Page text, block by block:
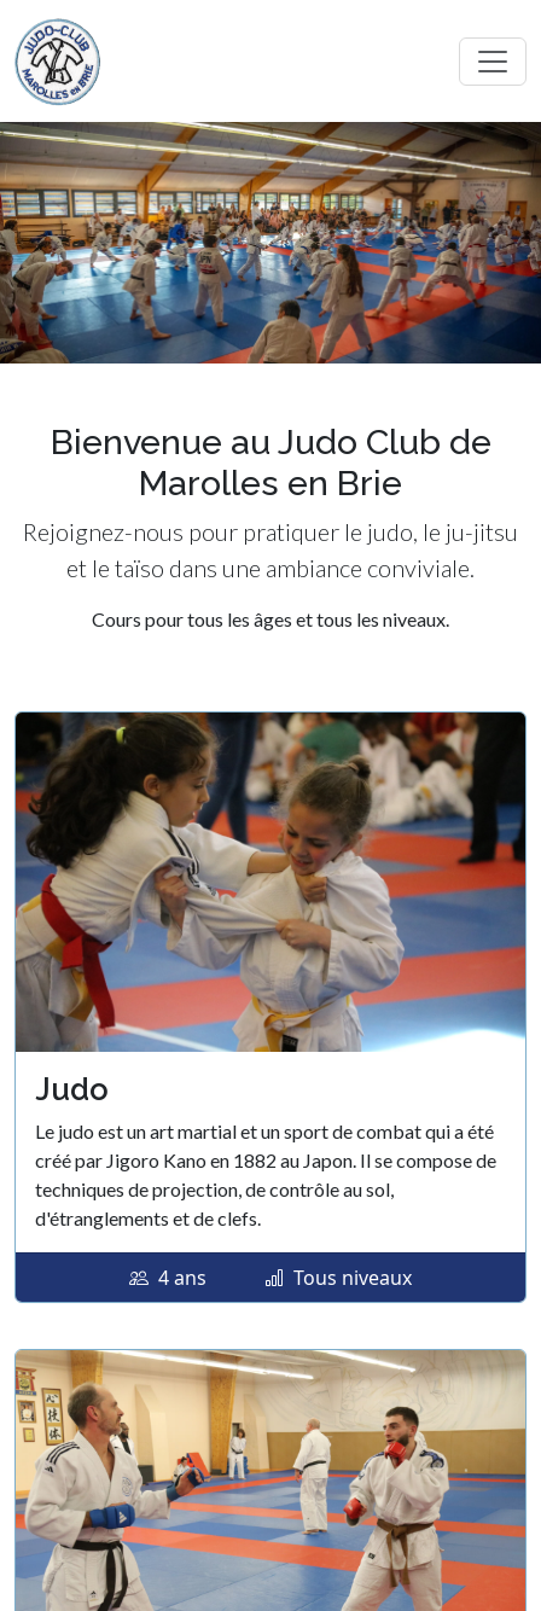
Bienvenue au Judo Club de
Marolles en Brie
Rejoignez-nous pour pratiquer le judo, le ju-jitsu
et le taïso dans une ambiance conviviale.
Cours pour tous les âges et tous les niveaux.
Judo
Le judo est un art martial et un sport de combat qui a été
créé par Jigoro Kano en 1882 au Japon. Il se compose de
techniques de projection, de contrôle au sol,
d'étranglements et de clefs.
4 ans Tous niveaux